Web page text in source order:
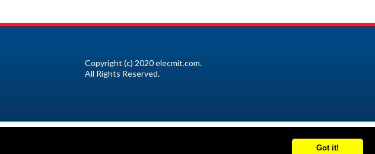
Copyright (c) 2020 elecmit.com.
All Rights Reserved.
Got it!